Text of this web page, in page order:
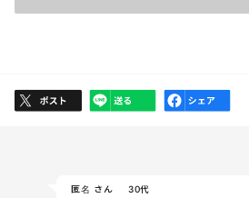
匿名 さん
30代